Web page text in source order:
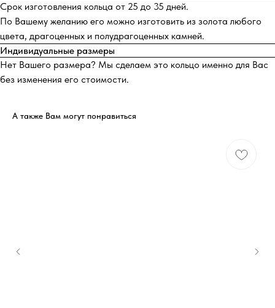
Срок изготовления кольца от 25 до 35 дней.
По Вашему желанию его можно изготовить из золота любого
цвета, драгоценных и полудрагоценных камней.
Индивидуальные размеры
Нет Вашего размера? Мы сделаем это кольцо именно для Вас
без изменения его стоимости.
А также Вам могут понравиться